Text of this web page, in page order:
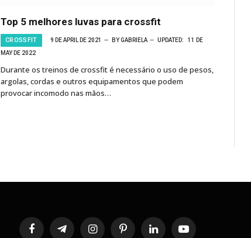
Top 5 melhores luvas para crossfit
CROSSFIT 9 DE APRIL DE 2021 BY GABRIELA UPDATED:
11 DE
MAY DE 2022
Durante os treinos de crossfit é necessário o uso de pesos,
argolas, cordas e outros equipamentos que podem
provocar incomodo nas mãos…
FacebookTelegramInstagramPinterestLinkedInYouTube